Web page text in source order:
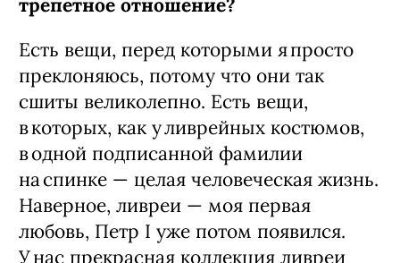
трепетное отношение?
Есть вещи, перед которыми я просто
преклоняюсь, потому что они так
сшиты великолепно. Есть вещи,
в которых, как у ливрейных костюмов,
в одной подписанной фамилии
на спинке — ​целая человеческая жизнь.
Наверное, ливреи — ​моя первая
любовь, Петр I уже потом появился.
У нас прекрасная коллекция ливреи